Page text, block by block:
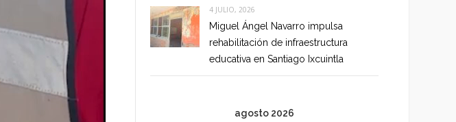
4 JULIO, 2026
Miguel Ángel Navarro impulsa
rehabilitación de infraestructura
educativa en Santiago Ixcuintla
agosto 2026